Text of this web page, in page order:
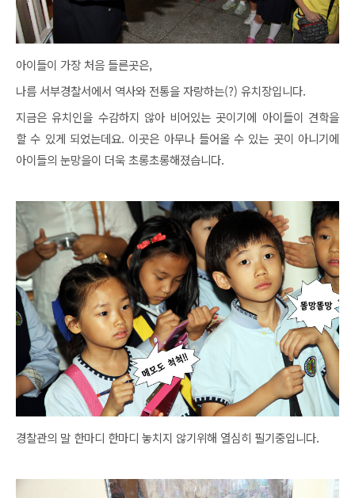
아이들이 가장 처음 들른곳은,
나름 서부경찰서에서 역사와 전통을 자랑하는(?) 유치장입니다.
지금은 유치인을 수감하지 않아 비어있는 곳이기에 아이들이 견학을
할 수 있게 되었는데요. 이곳은 아무나 들어올 수 있는 곳이 아니기에
아이들의 눈망을이 더욱 초롱초롱해졌습니다.
경찰관의 말 한마디 한마디 놓치지 않기위해 열심히 필기중입니다.